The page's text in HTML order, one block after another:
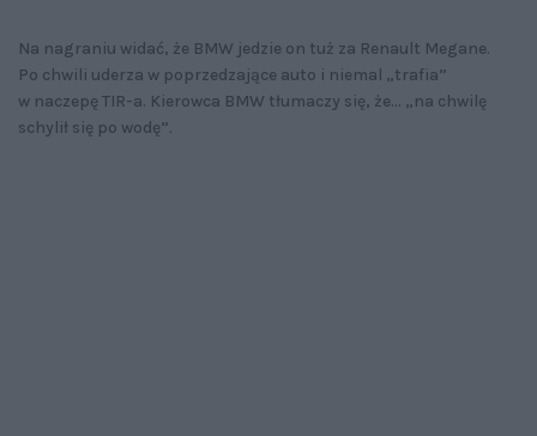
Na nagraniu widać, że BMW jedzie on tuż za Renault Megane.
Po chwili uderza w poprzedzające auto i niemal „trafia”
w naczepę TIR-a. Kierowca BMW tłumaczy się, że... „na chwilę
schylił się po wodę”.